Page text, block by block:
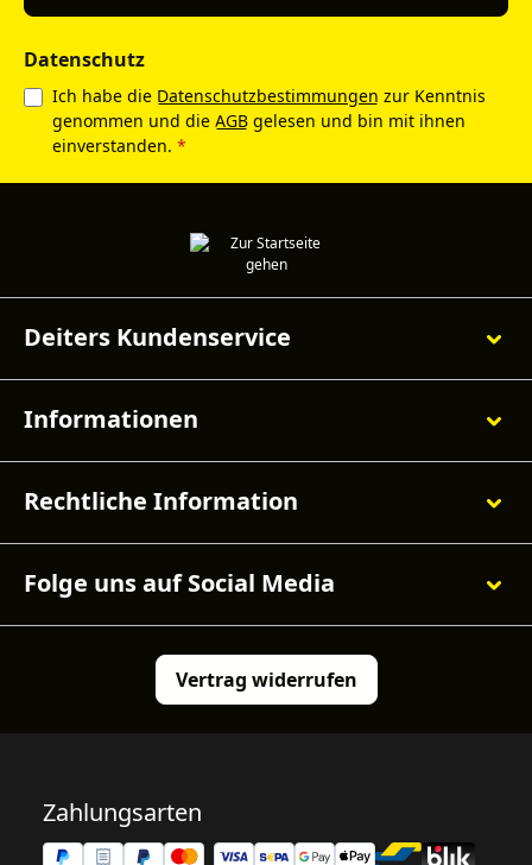
Datenschutz
Ich habe die Datenschutzbestimmungen zur Kenntnis
genommen und die AGB gelesen und bin mit ihnen
einverstanden. *
Deiters Kundenservice
Informationen
Rechtliche Information
Folge uns auf Social Media
Vertrag widerrufen
Zahlungsarten